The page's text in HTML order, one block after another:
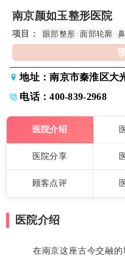
南京颜如玉整形医院
项目： 眼部整形 面部轮廓
地址：南京市秦淮区大
电话：400-839-2968
医院介绍
医院分享
顾客点评
医院介绍
在南京这座古今交融的